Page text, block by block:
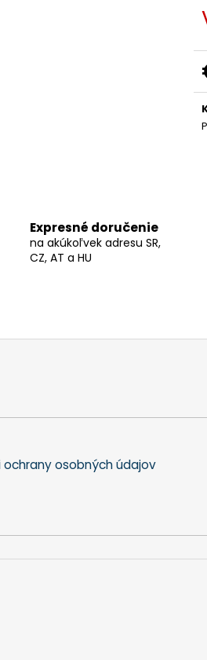
Expresné doručenie
na akúkoľvek adresu SR,
CZ, AT a HU
osobných údajov